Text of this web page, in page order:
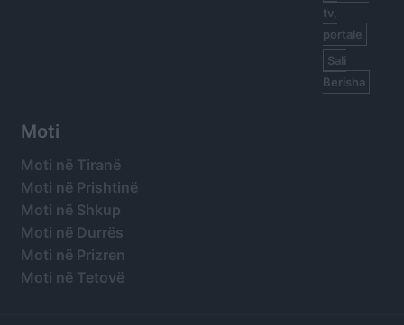
tv,
portale
Sali
Berisha
Moti
Moti në Tiranë
Moti në Prishtinë
Moti në Shkup
Moti në Durrës
Moti në Prizren
Moti në Tetovë